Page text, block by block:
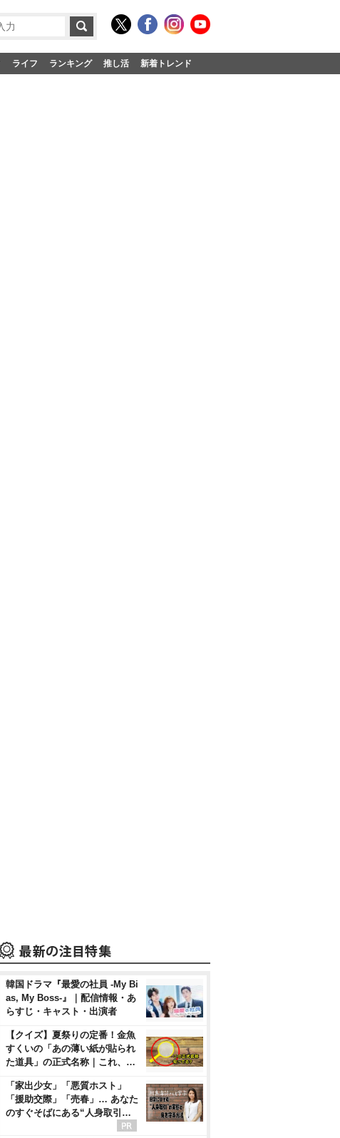
ライフ ランキング 推し活 新着トレンド
韓国ドラマ『最愛の社員 -My Bi
as, My Boss-』｜配信情報・あ
らすじ・キャスト・出演者
【クイズ】夏祭りの定番！金魚
すくいの「あの薄い紙が貼られ
た道具」の正式名称｜これ、…
「家出少女」「悪質ホスト」
「援助交際」「売春」… あなた
のすぐそばにある“人身取引…